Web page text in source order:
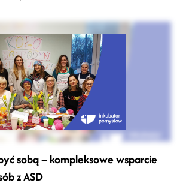
sobą – kompleksowe wsparcie
z ASD